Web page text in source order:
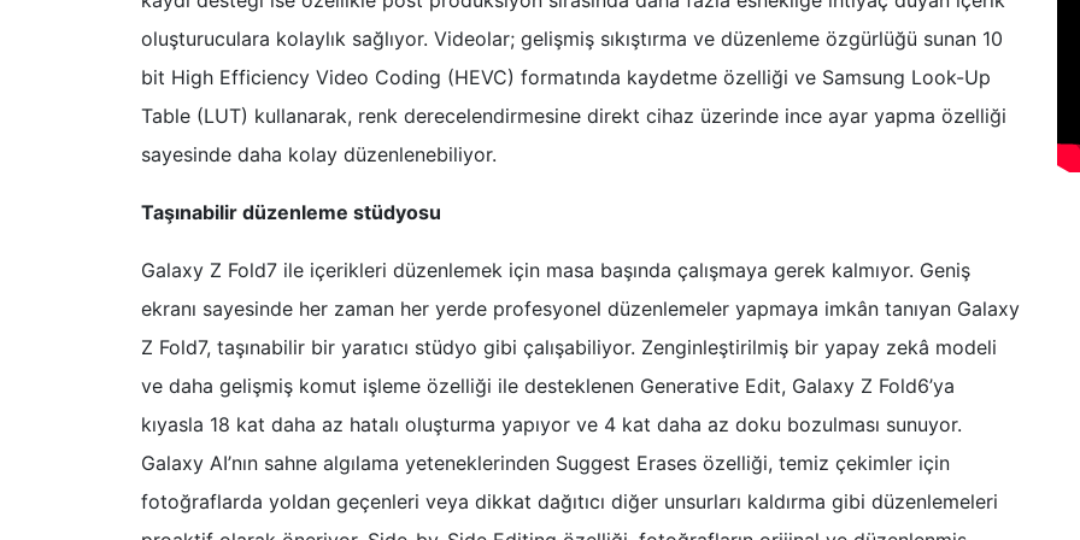
oluşturuculara kolaylık sağlıyor. Videolar; gelişmiş sıkıştırma ve düzenleme özgürlüğü sunan 10
bit High Efficiency Video Coding (HEVC) formatında kaydetme özelliği ve Samsung Look-Up
Table (LUT) kullanarak, renk derecelendirmesine direkt cihaz üzerinde ince ayar yapma özelliği
sayesinde daha kolay düzenlenebiliyor.
Taşınabilir düzenleme stüdyosu
Galaxy Z Fold7 ile içerikleri düzenlemek için masa başında çalışmaya gerek kalmıyor. Geniş
ekranı sayesinde her zaman her yerde profesyonel düzenlemeler yapmaya imkân tanıyan Galaxy
Z Fold7, taşınabilir bir yaratıcı stüdyo gibi çalışabiliyor. Zenginleştirilmiş bir yapay zekâ modeli
ve daha gelişmiş komut işleme özelliği ile desteklenen Generative Edit, Galaxy Z Fold6’ya
kıyasla 18 kat daha az hatalı oluşturma yapıyor ve 4 kat daha az doku bozulması sunuyor.
Galaxy AI’nın sahne algılama yeteneklerinden Suggest Erases özelliği, temiz çekimler için
fotoğraflarda yoldan geçenleri veya dikkat dağıtıcı diğer unsurları kaldırma gibi düzenlemeleri